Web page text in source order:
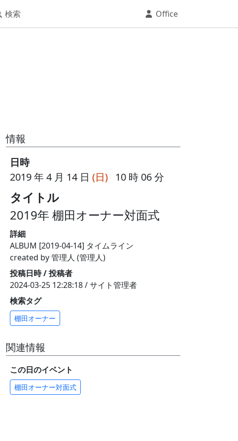
検索 Office
情報
日時
2019 年 4 月 14 日 (日) 10 時 06 分
タイトル
2019年 棚田オーナー対面式
詳細
ALBUM [2019-04-14] タイムライン
created by 管理人 (管理人)
投稿日時 / 投稿者
2024-03-25 12:28:18 / サイト管理者
検索タグ
棚田オーナー
関連情報
この日のイベント
棚田オーナー対面式